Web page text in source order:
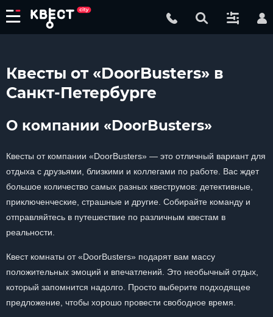
Квесты от «DoorBusters» в
Санкт-Петербурге
О компании «DoorBusters»
Квесты от компании «DoorBusters» — это отличный вариант для
отдыха с друзьями, близкими и коллегами по работе. Вас ждет
большое количество самых разных квеструмов: детективные,
приключенческие, страшные и другие. Собирайте команду и
отправляйтесь в путешествие по различным квестам в
реальности.
Квест комнаты от «DoorBusters» подарят вам массу
положительных эмоций и впечатлений. Это необычный отдых,
который запомнится надолго. Просто выберите подходящее
предложение, чтобы хорошо провести свободное время.